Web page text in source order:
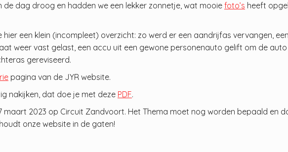
dag droog en hadden we een lekker zonnetje, wat mooie foto’s heeft
een klein (incompleet) overzicht: zo werd er een aandrijfas vervangen,
weer vast gelast, een accu uit een gewone personenauto gelift om de
gereviseerd.
pagina van de JYR website.
nakijken, dat doe je met deze PDF.
2023 op Circuit Zandvoort. Het Thema moet nog worden bepaald en
onze website in de gaten!